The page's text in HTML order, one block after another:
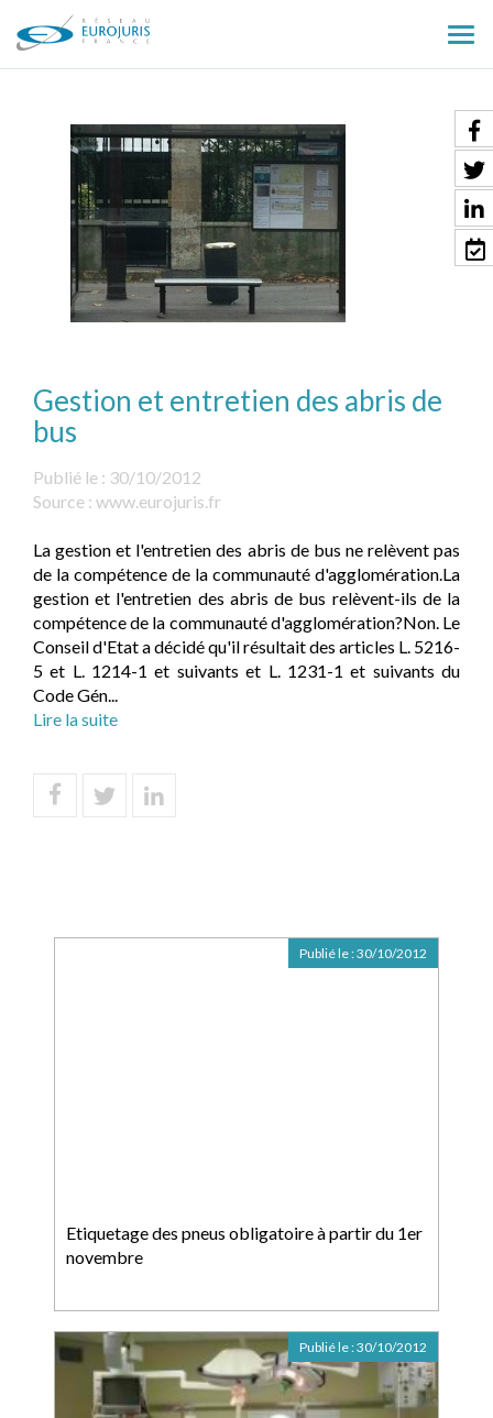
le
Gestion et entretien des abris de
bus
Publié le : 30/10/2012
Source : www.eurojuris.fr
La gestion et l'entretien des abris de bus ne relèvent pas
de la compétence de la communauté d'agglomération.La
gestion et l'entretien des abris de bus relèvent-ils de la
compétence de la communauté d'agglomération?Non. Le
Conseil d'Etat a décidé qu'il résultait des articles L. 5216-
5 et L. 1214-1 et suivants et L. 1231-1 et suivants du
Code Gén...
Lire la suite
Etiquetage des pneus obligatoire à partir du 1er
novembre
Publié le :30/10/2012
Publié le :30/10/2012